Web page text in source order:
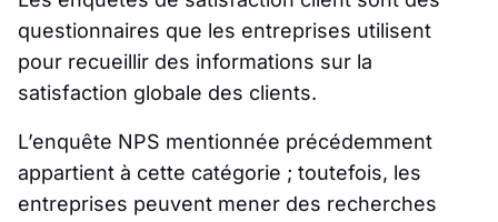
questionnaires que les entreprises utilisent
pour recueillir des informations sur la
satisfaction globale des clients.
L’enquête NPS mentionnée précédemment
appartient à cette catégorie ; toutefois, les
entreprises peuvent mener des recherches